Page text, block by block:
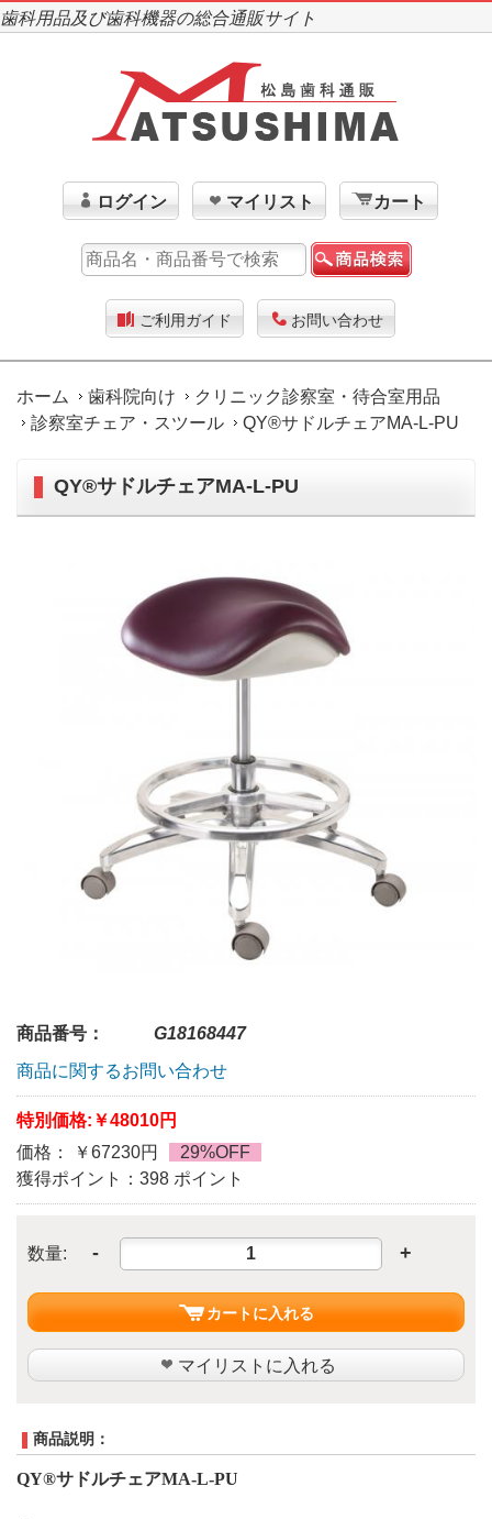
歯科用品及び歯科機器の総合通販サイト
ログイン マイリスト カート
ご利用ガイド お問い合わせ
ホーム 歯科院向け
クリニック診察室・待合室用品
診察室チェア・スツール
QY®サドルチェアMA-L-PU
QY®サドルチェアMA-L-PU
商品番号：
G18168447
商品に関するお問い合わせ
特別価格: ￥48010円
価格： ￥67230円
29%OFF
獲得ポイント：398 ポイント
数量: - +
カートに入れる
マイリストに入れる
商品説明：
QY®サドルチェアMA-L-PU